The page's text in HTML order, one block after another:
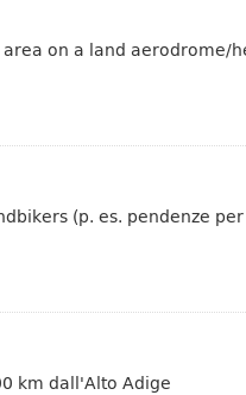
on a land aerodrome/
(p. es. pendenze
km dall'Alto Adige